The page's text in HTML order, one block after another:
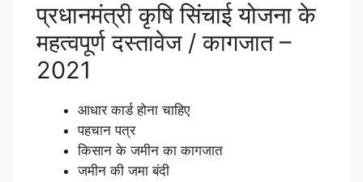
प्रधानमंत्री कृषि सिंचाई योजना के
महत्वपूर्ण दस्तावेज / कागजात –
2021
आधार कार्ड होना चाहिए
पहचान पत्र
किसान के जमीन का कागजात
जमीन की जमा बंदी